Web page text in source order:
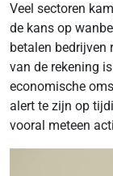
Veel sectoren
de kans op
betalen bedrijven
van de rekening
economische
alert te zijn op
vooral meteen